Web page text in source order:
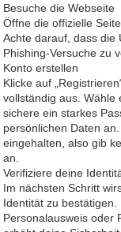
Besuche die Webseite
Öffne die offizielle
Achte darauf, dass die
Phishing-Versuche zu
Konto erstellen
Klicke auf
vollständig aus. Wähle
sichere ein starkes
persönlichen Daten
eingehalten, also gib
an.
Verifiziere deine
Im nächsten Schritt
Identität zu
Personalausweis oder